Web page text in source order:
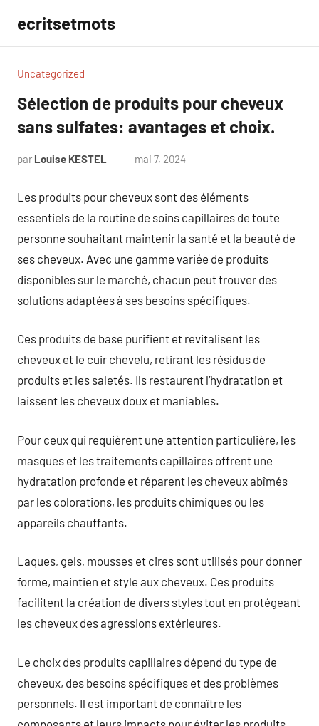
contenu
ecritsetmots
Uncategorized
Sélection de produits pour cheveux
sans sulfates: avantages et choix.
par Louise KESTEL mai 7, 2024
Les produits pour cheveux sont des éléments
essentiels de la routine de soins capillaires de toute
personne souhaitant maintenir la santé et la beauté de
ses cheveux. Avec une gamme variée de produits
disponibles sur le marché, chacun peut trouver des
solutions adaptées à ses besoins spécifiques.
Ces produits de base purifient et revitalisent les
cheveux et le cuir chevelu, retirant les résidus de
produits et les saletés. Ils restaurent l’hydratation et
laissent les cheveux doux et maniables.
Pour ceux qui requièrent une attention particulière, les
masques et les traitements capillaires offrent une
hydratation profonde et réparent les cheveux abîmés
par les colorations, les produits chimiques ou les
appareils chauffants.
Laques, gels, mousses et cires sont utilisés pour donner
forme, maintien et style aux cheveux. Ces produits
facilitent la création de divers styles tout en protégeant
les cheveux des agressions extérieures.
Le choix des produits capillaires dépend du type de
cheveux, des besoins spécifiques et des problèmes
personnels. Il est important de connaître les